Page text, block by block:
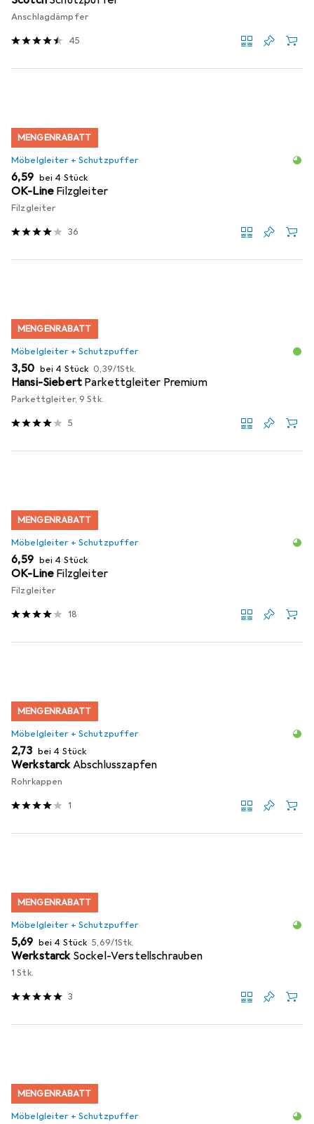
Anschlagdämpfer
45
MENGENRABATT
Möbelgleiter + Schutzpuffer
EUR
6,59 bei 4 Stück
OK-Line Filzgleiter
Filzgleiter
36
MENGENRABATT
Möbelgleiter + Schutzpuffer
EUR
3,50 bei 4 Stück EUR
0,39/1Stk.
Hansi-Siebert Parkettgleiter Premium
Parkettgleiter, 9 Stk.
5
MENGENRABATT
Möbelgleiter + Schutzpuffer
EUR
6,59 bei 4 Stück
OK-Line Filzgleiter
Filzgleiter
18
MENGENRABATT
Möbelgleiter + Schutzpuffer
EUR
2,73 bei 4 Stück
WerkstarckAbschlusszapfen
Rohrkappen
1
MENGENRABATT
Möbelgleiter + Schutzpuffer
EUR
5,69 bei 4 Stück EUR
5,69/1Stk.
Werkstarck Sockel-Verstellschrauben
1 Stk.
3
MENGENRABATT
Möbelgleiter + Schutzpuffer